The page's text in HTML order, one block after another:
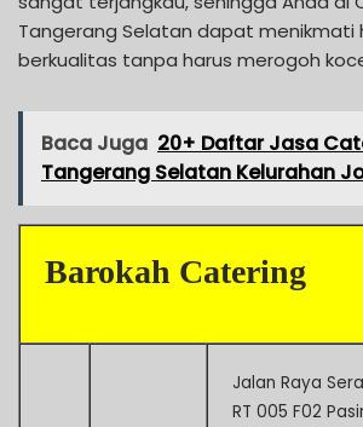
Tangerang Selatan dapat menikmati
berkualitas tanpa harus merogoh
Baca Juga 20+ Daftar Jasa
Tangerang Selatan Kelurahan
Barokah Catering
Jalan Raya
RT 005 F02